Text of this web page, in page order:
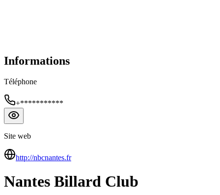
Informations
Téléphone
+***********
Site web
http://nbcnantes.fr
Nantes Billard Club